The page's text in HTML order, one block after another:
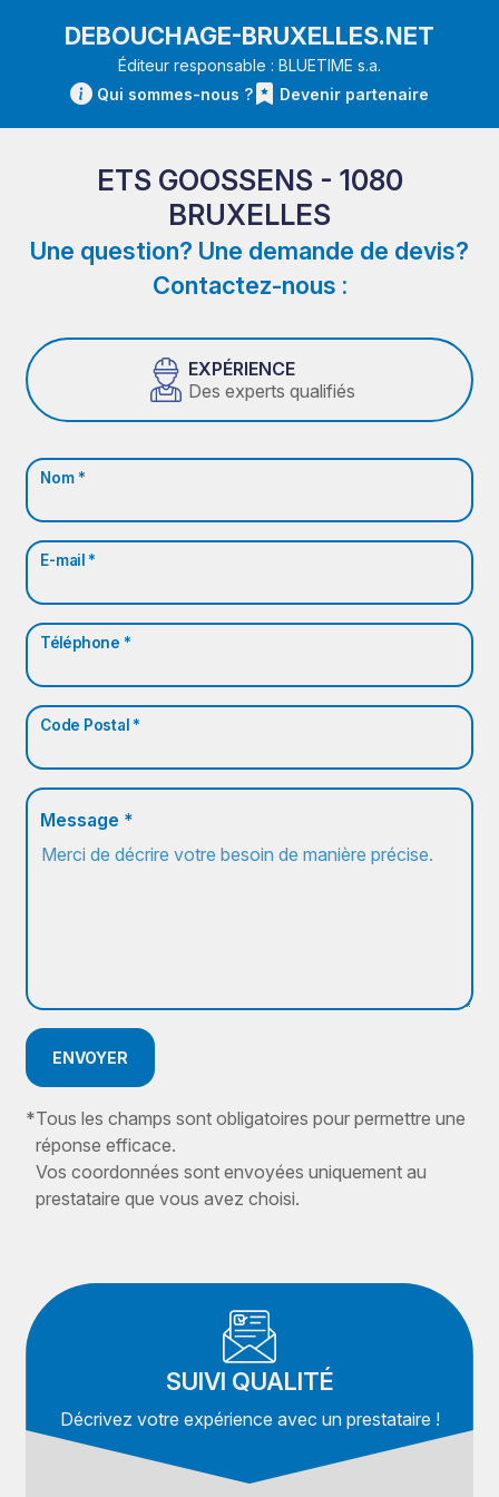
DEBOUCHAGE-BRUXELLES.NET
Éditeur responsable : BLUETIME s.a.
Qui sommes-nous ?
Devenir partenaire
ETS GOOSSENS - 1080
BRUXELLES
Une question? Une demande de devis?
Contactez-nous :
EXPÉRIENCE
Des experts qualifiés
Nom *
E-mail *
Téléphone *
Code Postal *
Message *
ENVOYER
*Tous les champs sont obligatoires pour permettre une
réponse efficace.
Vos coordonnées sont envoyées uniquement au
prestataire que vous avez choisi.
SUIVI QUALITÉ
Décrivez votre expérience avec un prestataire !